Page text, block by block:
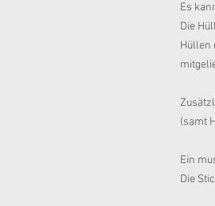
Es
Die
Hüllen
(samt
Ein
Die